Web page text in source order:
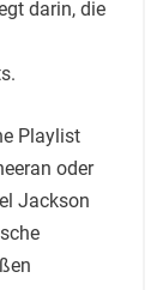
darin, die
Playlist
oder
Jackson